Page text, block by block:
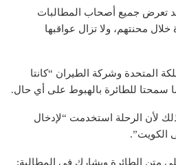
تعرض جميع أصحاب المطالبات
محنتهم، ولا تزال عواقبها
المتحدة وشركة الطيران “كانتا
سمحتا للطائرة بالهبوط على أي حال.
لأن الرحلة استخدمت “لإدخال
الكويت”.
متن الطائرة ويشارك في المطالبة: